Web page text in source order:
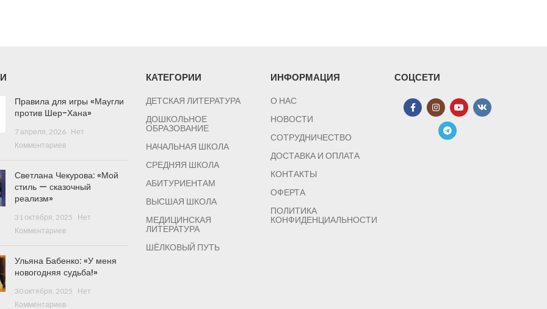
Правила для игры «Маугли
против Шер-Хана»
7 апреля, 2026
Нет
Комментариев
Светлана Чекурова: «Мой
стиль — сказочный
реализм»
31 октября, 2025
Нет
Комментариев
Ульяна Бабенко: «У меня
новогодняя судьба!»
30 октября, 2025
Нет
Комментариев
КАТЕГОРИИ
ДЕТСКАЯ ЛИТЕРАТУРА
ДОШКОЛЬНОЕ
ОБРАЗОВАНИЕ
НАЧАЛЬНАЯ ШКОЛА
СРЕДНЯЯ ШКОЛА
АБИТУРИЕНТАМ
ВЫСШАЯ ШКОЛА
МЕДИЦИНСКАЯ
ЛИТЕРАТУРА
ШЁЛКОВЫЙ ПУТЬ
ИНФОРМАЦИЯ
О НАС
НОВОСТИ
СОТРУДНИЧЕСТВО
ДОСТАВКА И ОПЛАТА
КОНТАКТЫ
ОФЕРТА
ПОЛИТИКА
КОНФИДЕНЦИАЛЬНОСТИ
СОЦСЕТИ